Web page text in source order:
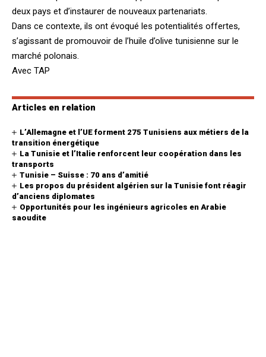
deux pays et d’instaurer de nouveaux partenariats.
Dans ce contexte, ils ont évoqué les potentialités offertes,
s’agissant de promouvoir de l’huile d’olive tunisienne sur le
marché polonais.
Avec TAP
Articles en relation
L’Allemagne et l’UE forment 275 Tunisiens aux métiers de la
transition énergétique
La Tunisie et l’Italie renforcent leur coopération dans les
transports
Tunisie – Suisse : 70 ans d’amitié
Les propos du président algérien sur la Tunisie font réagir
d’anciens diplomates
Opportunités pour les ingénieurs agricoles en Arabie
saoudite